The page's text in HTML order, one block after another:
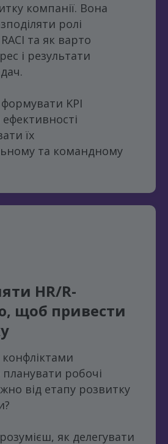
компанії. Вона
ролі
та як варто
і результати
KPI
їх
та командному
HR/R-
щоб привести
робочі
від етапу розвитку
як делегувати